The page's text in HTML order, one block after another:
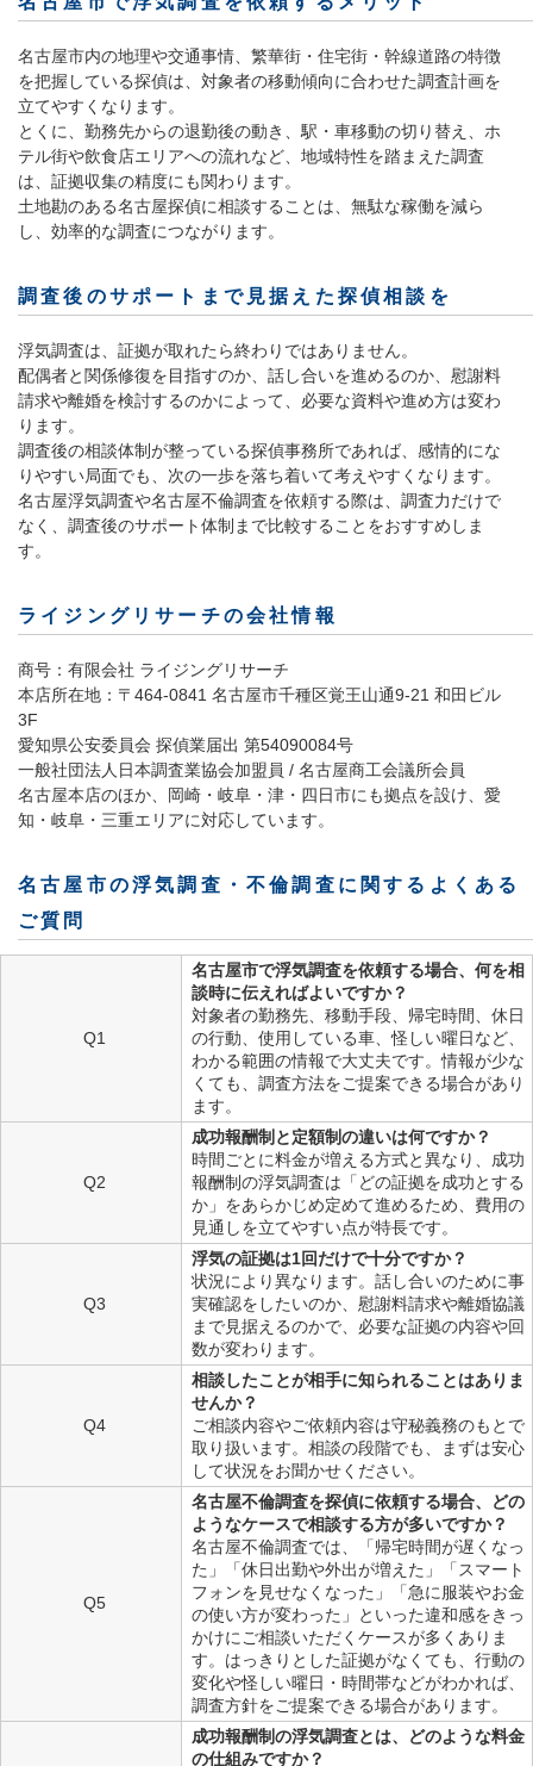
名古屋市内の地理や交通事情、繁華街・住宅街・幹線道路の特徴
を把握している探偵は、対象者の移動傾向に合わせた調査計画を
立てやすくなります。
とくに、勤務先からの退勤後の動き、駅・車移動の切り替え、ホ
テル街や飲食店エリアへの流れなど、地域特性を踏まえた調査
は、証拠収集の精度にも関わります。
土地勘のある名古屋探偵に相談することは、無駄な稼働を減ら
し、効率的な調査につながります。
調査後のサポートまで見据えた探偵相談を
浮気調査は、証拠が取れたら終わりではありません。
配偶者と関係修復を目指すのか、話し合いを進めるのか、慰謝料
請求や離婚を検討するのかによって、必要な資料や進め方は変わ
ります。
調査後の相談体制が整っている探偵事務所であれば、感情的にな
りやすい局面でも、次の一歩を落ち着いて考えやすくなります。
名古屋浮気調査や名古屋不倫調査を依頼する際は、調査力だけで
なく、調査後のサポート体制まで比較することをおすすめしま
す。
ライジングリサーチの会社情報
商号：有限会社 ライジングリサーチ
本店所在地：〒464-0841 名古屋市千種区覚王山通9-21 和田ビル
3F
愛知県公安委員会 探偵業届出 第54090084号
一般社団法人日本調査業協会加盟員 / 名古屋商工会議所会員
名古屋本店のほか、岡崎・岐阜・津・四日市にも拠点を設け、愛
知・岐阜・三重エリアに対応しています。
名古屋市の浮気調査・不倫調査に関するよくある
ご質問
Q1
名古屋市で浮気調査を依頼する場合、何を相
談時に伝えればよいですか？
対象者の勤務先、移動手段、帰宅時間、休日
の行動、使用している車、怪しい曜日など、
わかる範囲の情報で大丈夫です。情報が少な
くても、調査方法をご提案できる場合があり
ます。
Q2
成功報酬制と定額制の違いは何ですか？
時間ごとに料金が増える方式と異なり、成功
報酬制の浮気調査は「どの証拠を成功とする
か」をあらかじめ定めて進めるため、費用の
見通しを立てやすい点が特長です。
Q3
浮気の証拠は1回だけで十分ですか？
状況により異なります。話し合いのために事
実確認をしたいのか、慰謝料請求や離婚協議
まで見据えるのかで、必要な証拠の内容や回
数が変わります。
Q4
相談したことが相手に知られることはありま
せんか？
ご相談内容やご依頼内容は守秘義務のもとで
取り扱います。相談の段階でも、まずは安心
して状況をお聞かせください。
Q5
名古屋不倫調査を探偵に依頼する場合、どの
ようなケースで相談する方が多いですか？
名古屋不倫調査では、「帰宅時間が遅くなっ
た」「休日出勤や外出が増えた」「スマート
フォンを見せなくなった」「急に服装やお金
の使い方が変わった」といった違和感をきっ
かけにご相談いただくケースが多くありま
す。はっきりとした証拠がなくても、行動の
変化や怪しい曜日・時間帯などがわかれば、
調査方針をご提案できる場合があります。
成功報酬制の浮気調査とは、どのような料金
の仕組みですか？